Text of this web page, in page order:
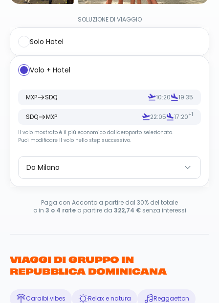
SOLUZIONE DI VIAGGIO
Solo Hotel
Volo + Hotel
MXP SDQ 10:20 19:35
SDQ MXP 22:05 17:20+1
Il volo mostrato è il più economico dall'aeroporto selezionato.
Puoi modificare il volo nello step successivo.
Da Milano
Paga con Acconto a partire dal 30% del totale
o in 3 o 4 ratea partire da 322,74 €senza interessi
VIAGGI DI GRUPPO IN
REPUBBLICA DOMINICANA
Caraibi vibes Relax e natura Reggaetton